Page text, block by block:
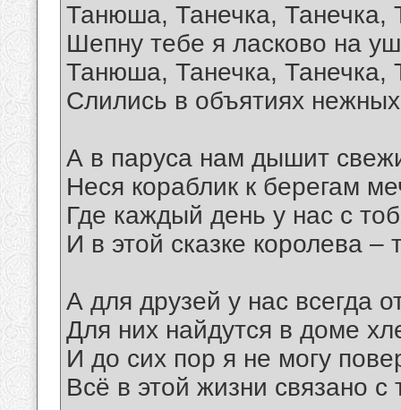
Танюша, Танечка, Танечка,
Шепну тебе я ласково на
Танюша, Танечка,
Слились в объятиях
А в паруса нам дышит
Неся кораблик к берегам
Где каждый день у нас с
И в этой сказке королева –
А для друзей у нас всегда
Для них найдутся в доме
И до сих пор я не могу
Всё в этой жизни связано с